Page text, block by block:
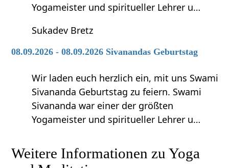
Yogameister und spiritueller Lehrer u…
Sukadev Bretz
08.09.2026 - 08.09.2026 Sivanandas Geburtstag
Wir laden euch herzlich ein, mit uns Swami
Sivananda Geburtstag zu feiern. Swami
Sivananda war einer der größten
Yogameister und spiritueller Lehrer u…
Weitere Informationen zu Yoga